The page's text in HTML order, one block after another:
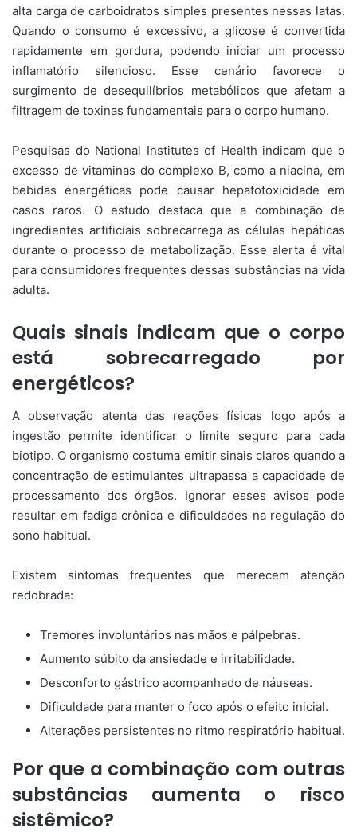
alta carga de carboidratos simples presentes nessas latas.
Quando o consumo é excessivo, a glicose é convertida
rapidamente em gordura, podendo iniciar um processo
inflamatório silencioso. Esse cenário favorece o
surgimento de desequilíbrios metabólicos que afetam a
filtragem de toxinas fundamentais para o corpo humano.
Pesquisas do National Institutes of Health indicam que o
excesso de vitaminas do complexo B, como a niacina, em
bebidas energéticas pode causar hepatotoxicidade em
casos raros. O estudo destaca que a combinação de
ingredientes artificiais sobrecarrega as células hepáticas
durante o processo de metabolização. Esse alerta é vital
para consumidores frequentes dessas substâncias na vida
adulta.
Quais sinais indicam que o corpo
está sobrecarregado por
energéticos?
A observação atenta das reações físicas logo após a
ingestão permite identificar o limite seguro para cada
biotipo. O organismo costuma emitir sinais claros quando a
concentração de estimulantes ultrapassa a capacidade de
processamento dos órgãos. Ignorar esses avisos pode
resultar em fadiga crônica e dificuldades na regulação do
sono habitual.
Existem sintomas frequentes que merecem atenção
redobrada:
Tremores involuntários nas mãos e pálpebras.
Aumento súbito da ansiedade e irritabilidade.
Desconforto gástrico acompanhado de náuseas.
Dificuldade para manter o foco após o efeito inicial.
Alterações persistentes no ritmo respiratório habitual.
Por que a combinação com outras
substâncias aumenta o risco
sistêmico?